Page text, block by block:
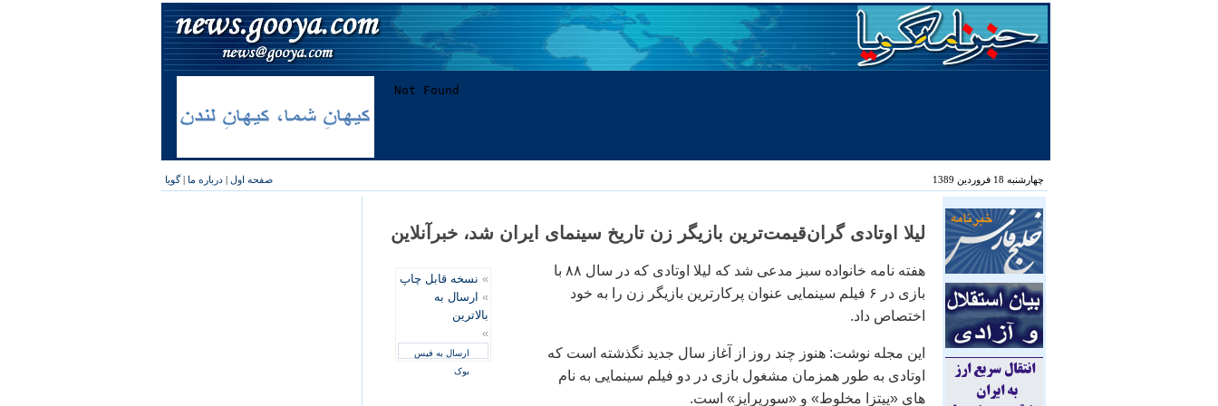
چهارشنبه 18 فروردین 1389 صفحه اول | درباره ما |گویا
ليلا اوتادی گران‌قيمت‌ترين بازيگر زن تاريخ سينمای ايران شد، خبرآنلاين
» نسخه قابل چاپ
» ارسال به
بالاترین
»
ارسال به فیس
بوک
هفته نامه خانواده سبز مدعی شد که ليلا اوتادی که در سال ۸۸ با
بازی در ۶ فيلم سينمايی عنوان پرکارترين بازيگر زن را به خود
اختصاص داد.
اين مجله نوشت: هنوز چند روز از آغاز سال جديد نگذشته است که
اوتادی به طور همزمان مشغول بازی در دو فيلم سينمايی به نام
های «پيتزا مخلوط» و «سورپرايز» است.